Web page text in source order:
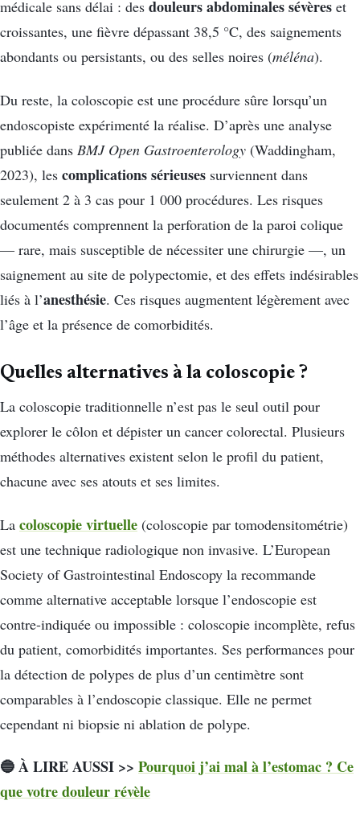
médicale sans délai : des douleurs abdominales sévères et
croissantes, une fièvre dépassant 38,5 °C, des saignements
abondants ou persistants, ou des selles noires (méléna).
Du reste, la coloscopie est une procédure sûre lorsqu’un
endoscopiste expérimenté la réalise. D’après une analyse
publiée dans BMJ Open Gastroenterology (Waddingham,
2023), les complications sérieuses surviennent dans
seulement 2 à 3 cas pour 1 000 procédures. Les risques
documentés comprennent la perforation de la paroi colique
— rare, mais susceptible de nécessiter une chirurgie —, un
saignement au site de polypectomie, et des effets indésirables
liés à l’anesthésie. Ces risques augmentent légèrement avec
l’âge et la présence de comorbidités.
Quelles alternatives à la coloscopie ?
La coloscopie traditionnelle n’est pas le seul outil pour
explorer le côlon et dépister un cancer colorectal. Plusieurs
méthodes alternatives existent selon le profil du patient,
chacune avec ses atouts et ses limites.
La coloscopie virtuelle (coloscopie par tomodensitométrie)
est une technique radiologique non invasive. L’European
Society of Gastrointestinal Endoscopy la recommande
comme alternative acceptable lorsque l’endoscopie est
contre-indiquée ou impossible : coloscopie incomplète, refus
du patient, comorbidités importantes. Ses performances pour
la détection de polypes de plus d’un centimètre sont
comparables à l’endoscopie classique. Elle ne permet
cependant ni biopsie ni ablation de polype.
🔵 À LIRE AUSSI >> Pourquoi j’ai mal à l’estomac ? Ce
que votre douleur révèle